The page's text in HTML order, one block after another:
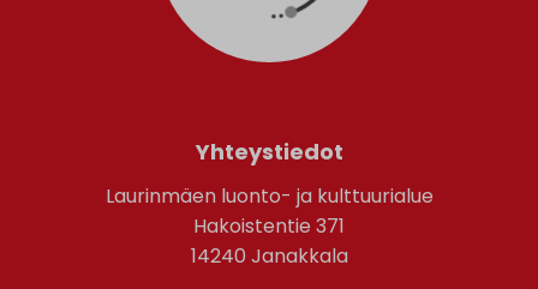
Yhteystiedot
Laurinmäen luonto- ja kulttuurialue
Hakoistentie 371
14240 Janakkala